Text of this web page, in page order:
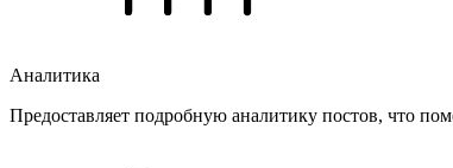
Аналитика
Предоставляет подробную аналитику постов, что